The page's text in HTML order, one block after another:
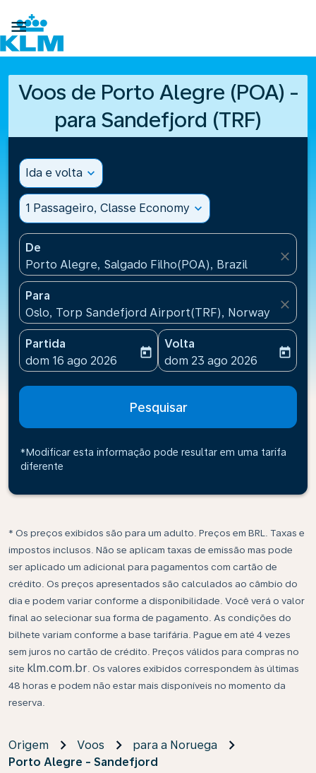

Voos de Porto Alegre (POA) -
para Sandefjord (TRF)
Ida e volta expand_more
1 Passageiro, Classe Economy expand_more
De
Porto Alegre, Salgado Filho(POA), Brazil
close
Para
Oslo, Torp Sandefjord Airport(TRF), Norway
close
Partida
fc-booking-departure-date-aria-label
dom 16 ago 2026
today
Volta
fc-booking-return-date-
dom 23 ago 2026
today
Pesquisar
*Modificar esta informação pode resultar em uma tarifa
diferente
* Os preços exibidos são para um adulto. Preços em BRL. Taxas e
impostos inclusos. Não se aplicam taxas de emissão mas pode
ser aplicado um adicional para pagamentos com cartão de
crédito. Os preços apresentados são calculados ao câmbio do
dia e podem variar conforme a disponibilidade. Você verá o valor
final ao selecionar sua forma de pagamento. As condições do
bilhete variam conforme a base tarifária. Pague em até 4 vezes
sem juros no cartão de crédito. Preços válidos para compras no
site klm.com.br . Os valores exibidos correspondem às últimas
48 horas e podem não estar mais disponíveis no momento da
reserva.
Origem Voos
para a Noruega
Porto Alegre - Sandefjord